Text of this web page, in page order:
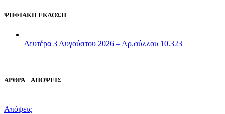
ΨΗΦΙΑΚΗ ΕΚΔΟΣΗ
Δευτέρα 3 Αυγούστου 2026 – Αρ.φύλλου 10.323
ΑΡΘΡΑ – ΑΠΟΨΕΙΣ
Απόψεις